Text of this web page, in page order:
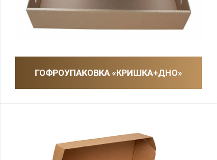
ГОФРОУПАКОВКА «КРИШКА+ДНО»